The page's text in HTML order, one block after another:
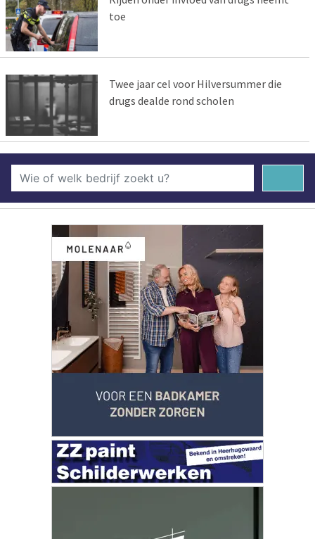
toe
Twee jaar cel voor Hilversummer die
drugs dealde rond scholen